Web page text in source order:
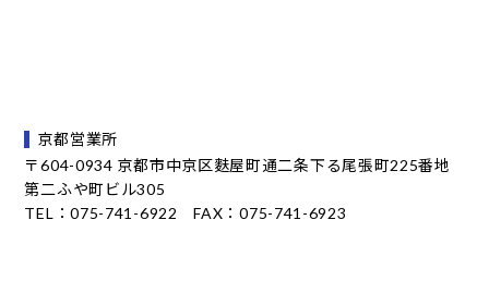
京都営業所
〒604-0934 京都市中京区麩屋町通二条下る尾張町225番地
第二ふや町ビル305
TEL：075-741-6922 FAX：075-741-6923